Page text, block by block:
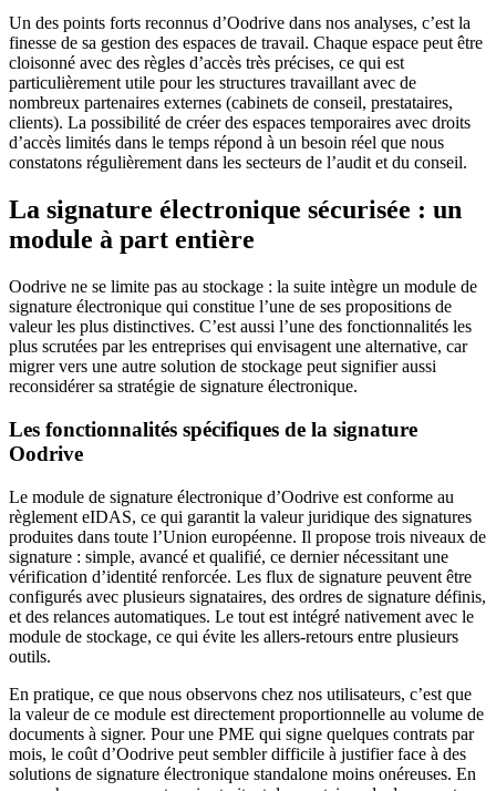
Un des points forts reconnus d’Oodrive dans nos analyses, c’est la
finesse de sa gestion des espaces de travail. Chaque espace peut être
cloisonné avec des règles d’accès très précises, ce qui est
particulièrement utile pour les structures travaillant avec de
nombreux partenaires externes (cabinets de conseil, prestataires,
clients). La possibilité de créer des espaces temporaires avec droits
d’accès limités dans le temps répond à un besoin réel que nous
constatons régulièrement dans les secteurs de l’audit et du conseil.
La signature électronique sécurisée : un
module à part entière
Oodrive ne se limite pas au stockage : la suite intègre un module de
signature électronique qui constitue l’une de ses propositions de
valeur les plus distinctives. C’est aussi l’une des fonctionnalités les
plus scrutées par les entreprises qui envisagent une alternative, car
migrer vers une autre solution de stockage peut signifier aussi
reconsidérer sa stratégie de signature électronique.
Les fonctionnalités spécifiques de la signature
Oodrive
Le module de signature électronique d’Oodrive est conforme au
règlement eIDAS, ce qui garantit la valeur juridique des signatures
produites dans toute l’Union européenne. Il propose trois niveaux de
signature : simple, avancé et qualifié, ce dernier nécessitant une
vérification d’identité renforcée. Les flux de signature peuvent être
configurés avec plusieurs signataires, des ordres de signature définis,
et des relances automatiques. Le tout est intégré nativement avec le
module de stockage, ce qui évite les allers-retours entre plusieurs
outils.
En pratique, ce que nous observons chez nos utilisateurs, c’est que
la valeur de ce module est directement proportionnelle au volume de
documents à signer. Pour une PME qui signe quelques contrats par
mois, le coût d’Oodrive peut sembler difficile à justifier face à des
solutions de signature électronique standalone moins onéreuses. En